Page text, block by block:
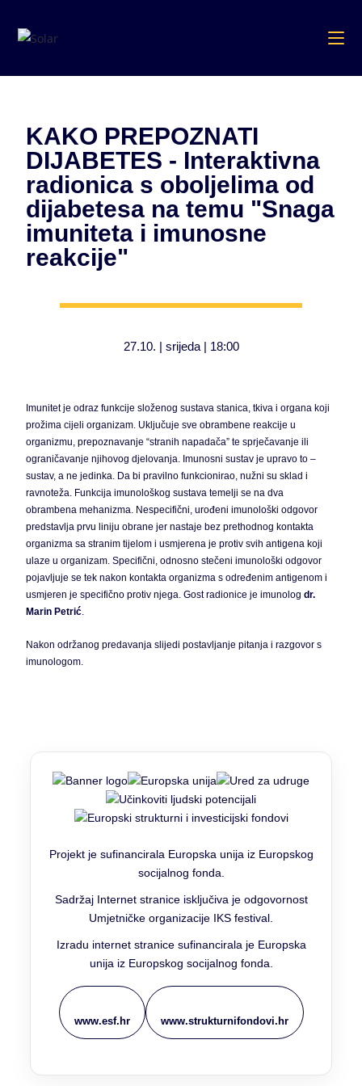
KAKO PREPOZNATI
DIJABETES - Interaktivna
radionica s oboljelima od
dijabetesa na temu "Snaga
imuniteta i imunosne
reakcije"
27.10. | srijeda | 18:00
Imunitet je odraz funkcije složenog sustava stanica, tkiva i organa koji
prožima cijeli organizam. Uključuje sve obrambene reakcije u
organizmu, prepoznavanje “stranih napadača” te sprječavanje ili
ograničavanje njihovog djelovanja. Imunosni sustav je upravo to –
sustav, a ne jedinka. Da bi pravilno funkcionirao, nužni su sklad i
ravnoteža. Funkcija imunološkog sustava temelji se na dva
obrambena mehanizma. Nespecifični, urođeni imunološki odgovor
predstavlja prvu liniju obrane jer nastaje bez prethodnog kontakta
organizma sa stranim tijelom i usmjerena je protiv svih antigena koji
ulaze u organizam. Specifični, odnosno stečeni imunološki odgovor
pojavljuje se tek nakon kontakta organizma s određenim antigenom i
usmjeren je specifično protiv njega. Gost radionice je imunologdr.
Marin Petrić.
Nakon održanog predavanja slijedi postavljanje pitanja i razgovor s
imunologom.
Projekt je sufinancirala Europska unija iz Europskog
socijalnog fonda.
Sadržaj Internet stranice isključiva je odgovornost
Umjetničke organizacije IKS festival.
Izradu internet stranice sufinancirala je Europska
unija iz Europskog socijalnog fonda.
www.esf.hr www.strukturnifondovi.hr